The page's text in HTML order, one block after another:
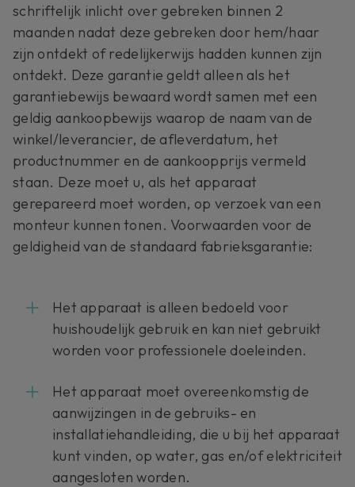
schriftelijk inlicht over gebreken binnen 2
maanden nadat deze gebreken door hem/haar
zijn ontdekt of redelijkerwijs hadden kunnen zijn
ontdekt. Deze garantie geldt alleen als het
garantiebewijs bewaard wordt samen met een
geldig aankoopbewijs waarop de naam van de
winkel/leverancier, de afleverdatum, het
productnummer en de aankoopprijs vermeld
staan. Deze moet u, als het apparaat
gerepareerd moet worden, op verzoek van een
monteur kunnen tonen. Voorwaarden voor de
geldigheid van de standaard fabrieksgarantie:
Het apparaat is alleen bedoeld voor
huishoudelijk gebruik en kan niet gebruikt
worden voor professionele doeleinden.
Het apparaat moet overeenkomstig de
aanwijzingen in de gebruiks- en
installatiehandleiding, die u bij het apparaat
kunt vinden, op water, gas en/of elektriciteit
aangesloten worden.